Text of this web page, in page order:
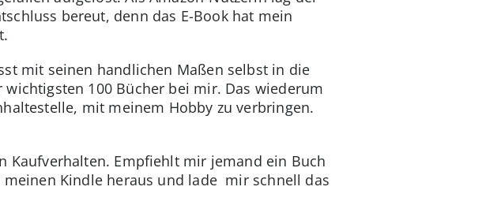
bereut, denn das E-Book hat mein
mit seinen handlichen Maßen selbst in die
100 Bücher bei mir. Das wiederum
mit meinem Hobby zu verbringen.
Kaufverhalten. Empfiehlt mir jemand ein Buch
Kindle heraus und lade mir schnell das